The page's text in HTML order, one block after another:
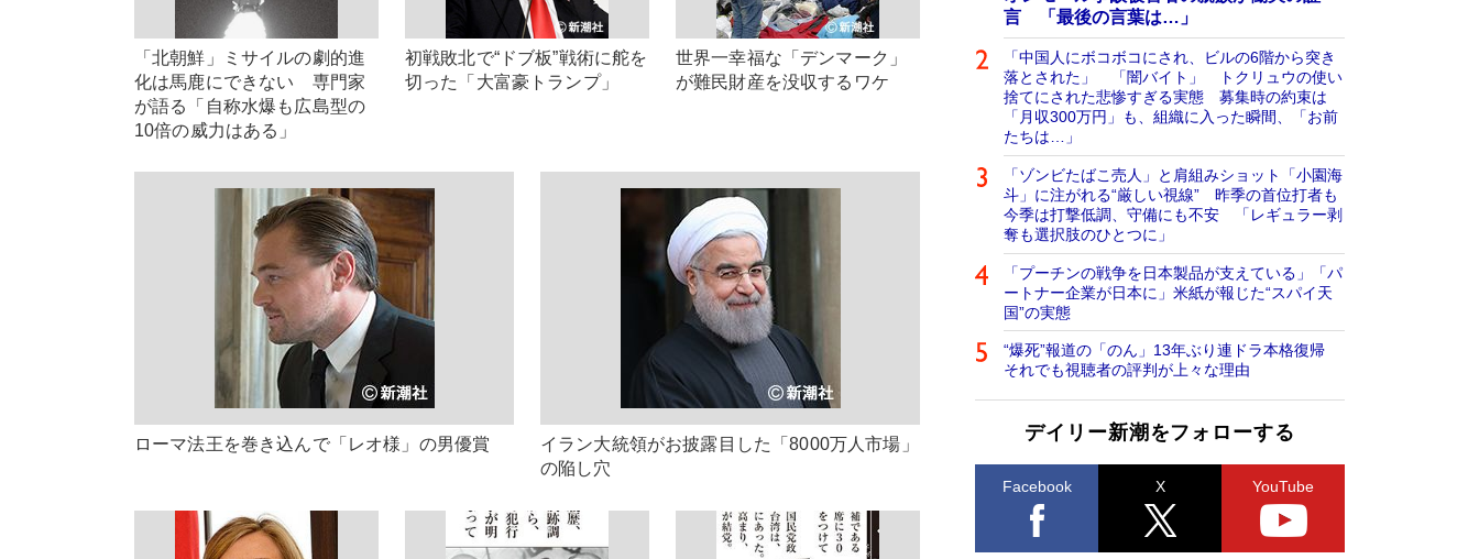
「北朝鮮」ミサイルの劇的進
化は馬鹿にできない 専門家
が語る「自称水爆も広島型の
10倍の威力はある」
初戦敗北で“ドブ板”戦術に舵を
切った「大富豪トランプ」
世界一幸福な「デンマーク」
が難民財産を没収するワケ
ローマ法王を巻き込んで「レオ様」の男優賞
イラン大統領がお披露目した「8000万人市場」
の陥し穴
言 「最後の言葉は…」
「中国人にボコボコにされ、ビルの6階から突き
落とされた」 「闇バイト」 トクリュウの使い
捨てにされた悲惨すぎる実態 募集時の約束は
「月収300万円」も、組織に入った瞬間、「お前
たちは…」
「ゾンビたばこ売人」と肩組みショット「小園海
斗」に注がれる“厳しい視線” 昨季の首位打者も
今季は打撃低調、守備にも不安 「レギュラー剥
奪も選択肢のひとつに」
「プーチンの戦争を日本製品が支えている」「パ
ートナー企業が日本に」米紙が報じた“スパイ天
国”の実態
“爆死”報道の「のん」13年ぶり連ドラ本格復帰
それでも視聴者の評判が上々な理由
デイリー新潮をフォローする
Facebook X YouTube